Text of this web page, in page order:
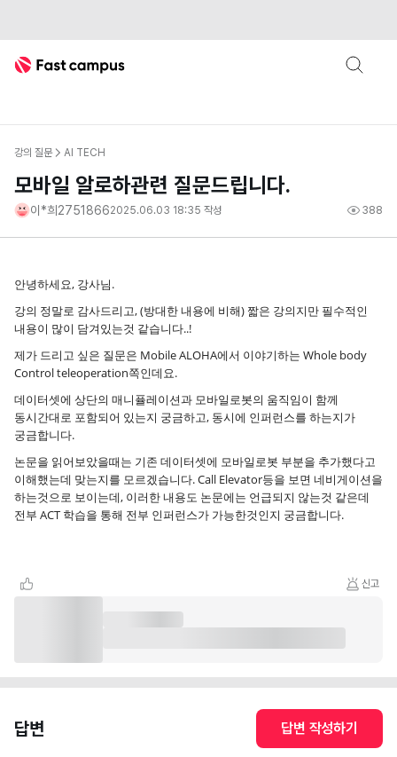
Fast Campus
강의 질문 AI TECH
모바일 알로하관련 질문드립니다.
이*희27518662025.06.03 18:35 작성 388
안녕하세요, 강사님.
강의 정말로 감사드리고, (방대한 내용에 비해) 짧은 강의지만 필수적인
내용이 많이 담겨있는것 같습니다..!
제가 드리고 싶은 질문은 Mobile ALOHA에서 이야기하는 Whole body
Control teleoperation쪽인데요.
데이터셋에 상단의 매니퓰레이션과 모바일로봇의 움직임이 함께
동시간대로 포함되어 있는지 궁금하고, 동시에 인퍼런스를 하는지가
궁금합니다.
논문을 읽어보았을때는 기존 데이터셋에 모바일로봇 부분을 추가했다고
이해했는데 맞는지를 모르겠습니다. Call Elevator등을 보면 네비게이션을
하는것으로 보이는데, 이러한 내용도 논문에는 언급되지 않는것 같은데
전부 ACT 학습을 통해 전부 인퍼런스가 가능한것인지 궁금합니다.
신고
답변 답변 작성하기